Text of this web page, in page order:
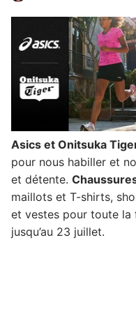
Asics et Onitsuka
pour nous habiller et
et détente.
maillots et T-shirts,
et vestes pour toute
jusqu’au 23 juillet.